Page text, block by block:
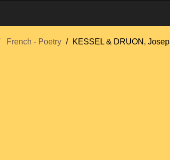
French - Poetry KESSEL & DRUON,